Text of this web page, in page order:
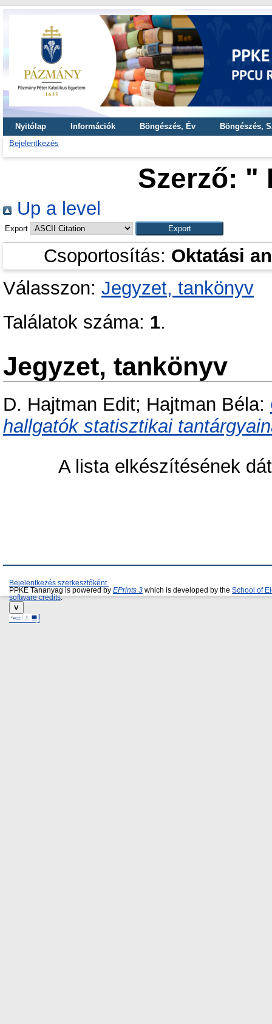
Nyitólap Információk Böngészés, Év
Böngészés,
Bejelentkezés
Szerző: "
Up a level
Export
Csoportosítás: Oktatási
Válasszon: Jegyzet, tankönyv
Találatok száma: 1.
Jegyzet, tankönyv
D. Hajtman Edit; Hajtman Béla:
hallgatók statisztikai
A lista elkészítésének
Bejelentkezés szerkesztőként.
PPKE Tananyag is powered by EPrints 3 which is developed by the School of
software credits.
˅